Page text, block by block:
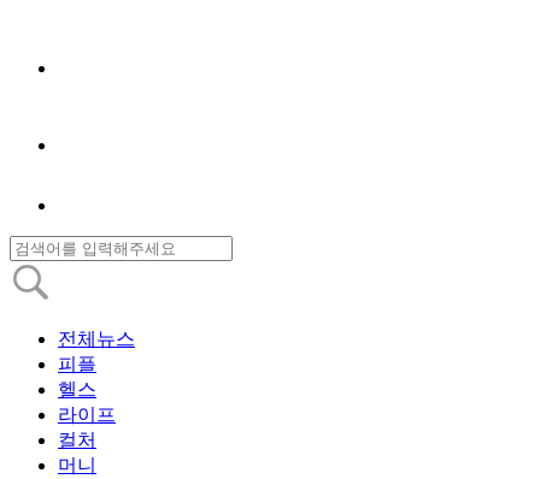
전체뉴스
피플
헬스
라이프
컬처
머니